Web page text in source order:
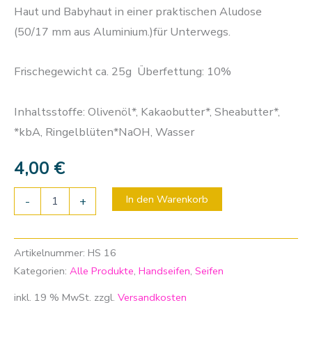
Haut und Babyhaut in einer praktischen Aludose
(50/17 mm aus Aluminium.)für Unterwegs.
Frischegewicht ca. 25g Überfettung: 10%
Inhaltsstoffe: Olivenöl*, Kakaobutter*, Sheabutter*,
*kbA, Ringelblüten*NaOH, Wasser
4,00 €
- + In den Warenkorb
Artikelnummer: HS 16
Kategorien: Alle Produkte, Handseifen, Seifen
inkl. 19 % MwSt. zzgl. Versandkosten